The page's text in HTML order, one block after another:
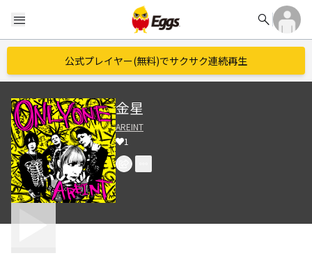
menu search
公式プレイヤー(無料)でサクサク連続再生
金星
AREINT
1